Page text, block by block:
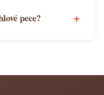
pece? +